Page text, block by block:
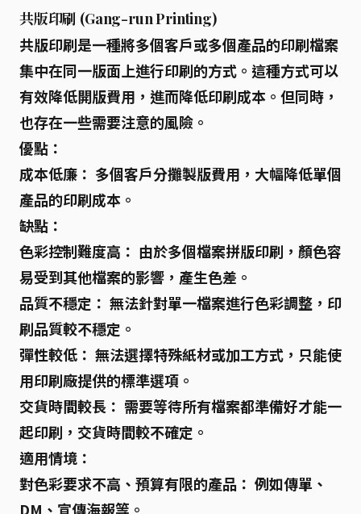
共版印刷 (Gang-run Printing)
共版印刷是一種將多個客戶或多個產品的印刷檔案
集中在同一版面上進行印刷的方式。這種方式可以
有效降低開版費用，進而降低印刷成本。但同時，
也存在一些需要注意的風險。
優點：
成本低廉： 多個客戶分攤製版費用，大幅降低單個
產品的印刷成本。
缺點：
色彩控制難度高： 由於多個檔案拼版印刷，顏色容
易受到其他檔案的影響，產生色差。
品質不穩定： 無法針對單一檔案進行色彩調整，印
刷品質較不穩定。
彈性較低： 無法選擇特殊紙材或加工方式，只能使
用印刷廠提供的標準選項。
交貨時間較長： 需要等待所有檔案都準備好才能一
起印刷，交貨時間較不確定。
適用情境：
對色彩要求不高、預算有限的產品： 例如傳單、
DM、宣傳海報等。